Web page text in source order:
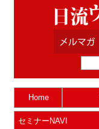
Home
セミナーNAVI